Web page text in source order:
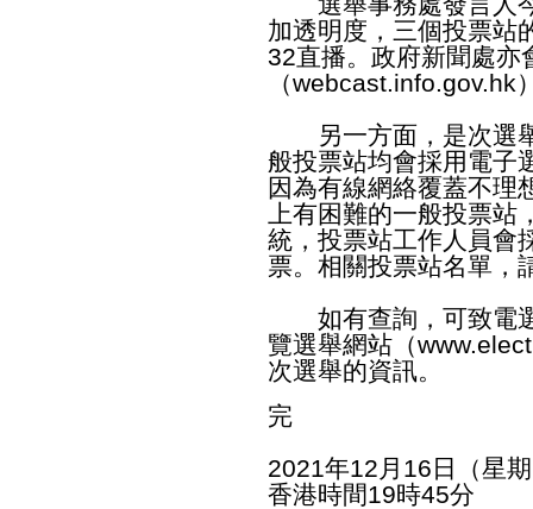
加透明度，三個投票站
32直播。政府新聞處亦
（webcast.info.gov.hk
另一方面，是次選舉
般投票站均會採用電子
因為有線網絡覆蓋不理
上有困難的一般投票
統，投票站工作人員會
票。相關投票站名單，
如有查詢，可致電選
覽選舉網站（
次選舉的資訊。
完
2021年12月16日（星
香港時間19時45分